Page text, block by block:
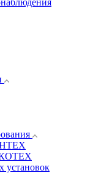
установок